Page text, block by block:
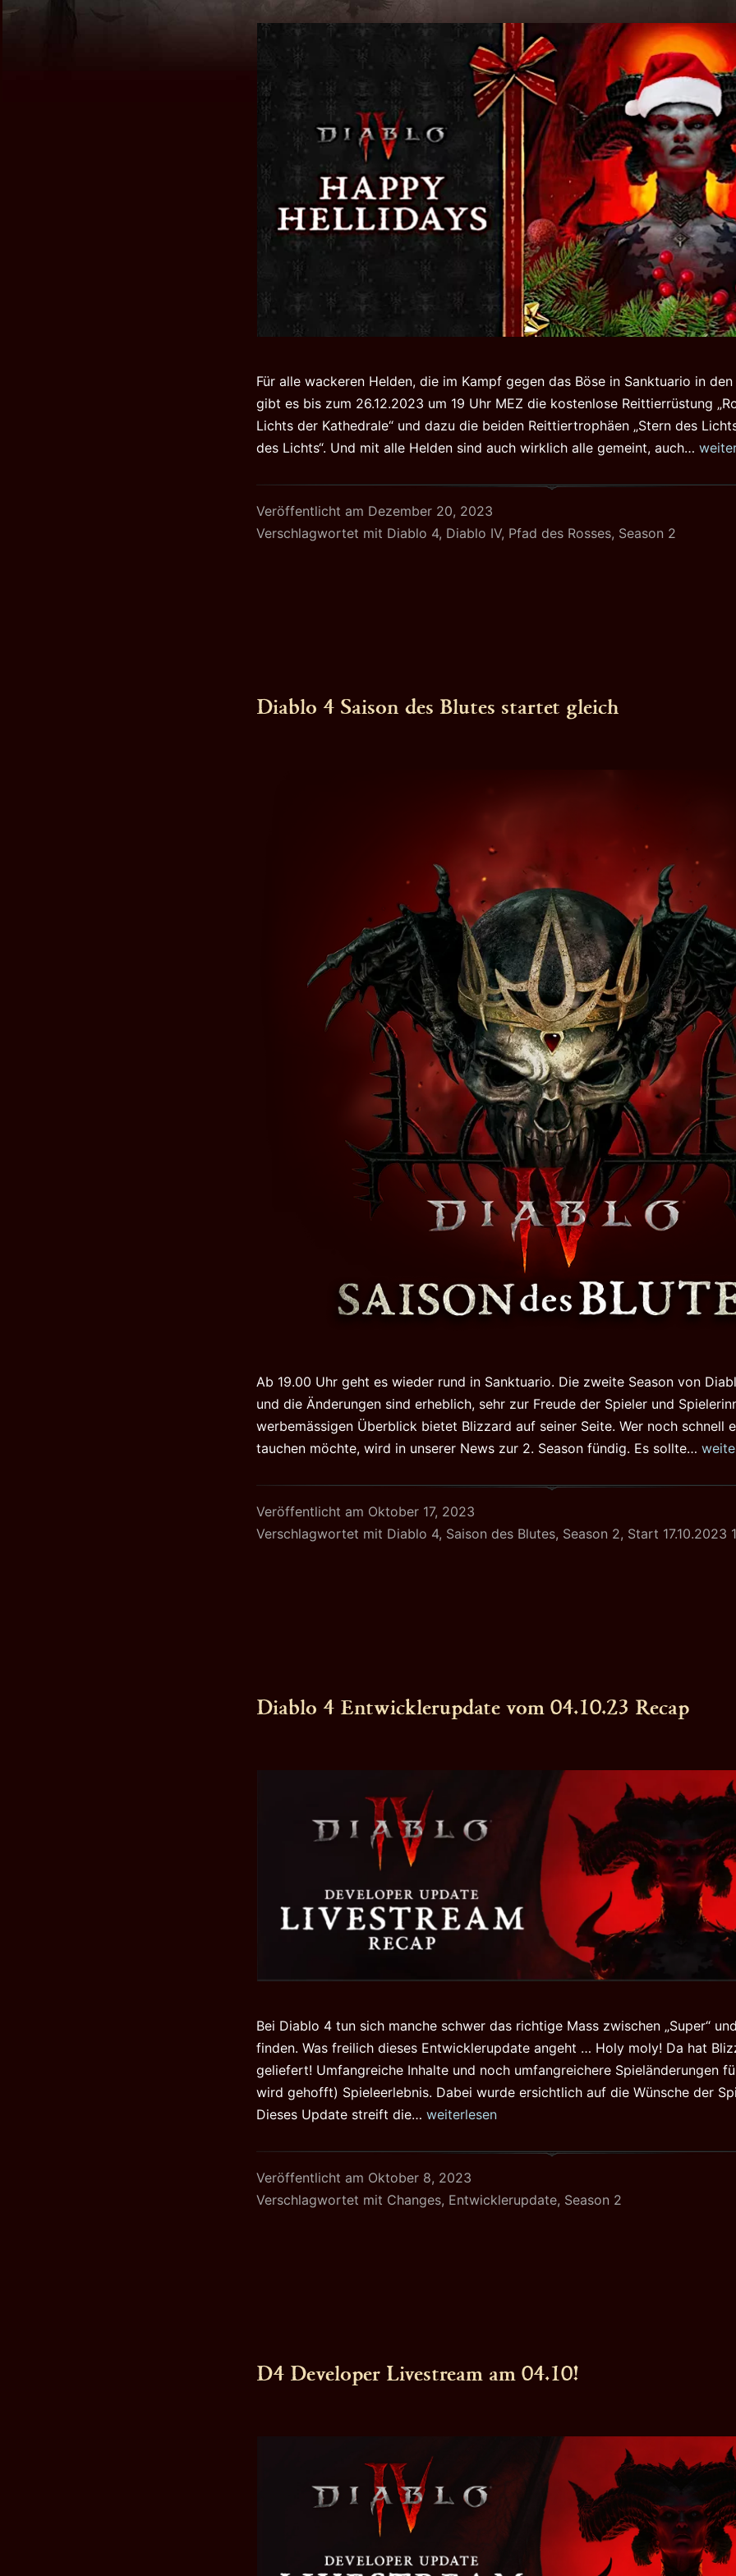
Für alle wackeren Helden, die im Kampf gegen das Böse in Sanktuario in
gibt es bis zum 26.12.2023 um 19 Uhr MEZ die kostenlose Reittierrüstung
Lichts der Kathedrale“ und dazu die beiden Reittiertrophäen „Stern des
des Lichts“. Und mit alle Helden sind auch wirklich alle gemeint, auch… Pfad
Veröffentlicht am Dezember 20, 2023
Verschlagwortet mit Diablo 4, Diablo IV, Pfad des Rosses, Season 2
Diablo 4 Saison des Blutes startet gleich
Ab 19.00 Uhr geht es wieder rund in Sanktuario. Die zweite Season von
und die Änderungen sind erheblich, sehr zur Freude der Spieler und
werbemässigen Überblick bietet Blizzard auf seiner Seite. Wer noch schnell
tauchen möchte, wird in unserer News zur 2. Season fündig. Es sollte…
Veröffentlicht am Oktober 17, 2023
Verschlagwortet mit Diablo 4, Saison des Blutes, Season 2, Start 17.10.2023
Diablo 4 Entwicklerupdate vom 04.10.23 Recap
Bei Diablo 4 tun sich manche schwer das richtige Mass zwischen „Super“
finden. Was freilich dieses Entwicklerupdate angeht … Holy moly! Da hat
geliefert! Umfangreiche Inhalte und noch umfangreichere Spieländerungen
wird gehofft) Spieleerlebnis. Dabei wurde ersichtlich auf die Wünsche der
Dieses Update streift die… Diablo
Entwicklerupdate
vom
04.10.23
weiterlesen
Veröffentlicht am Oktober 8, 2023
Verschlagwortet mit Changes, Entwicklerupdate, Season 2
D4 Developer Livestream am 04.10!